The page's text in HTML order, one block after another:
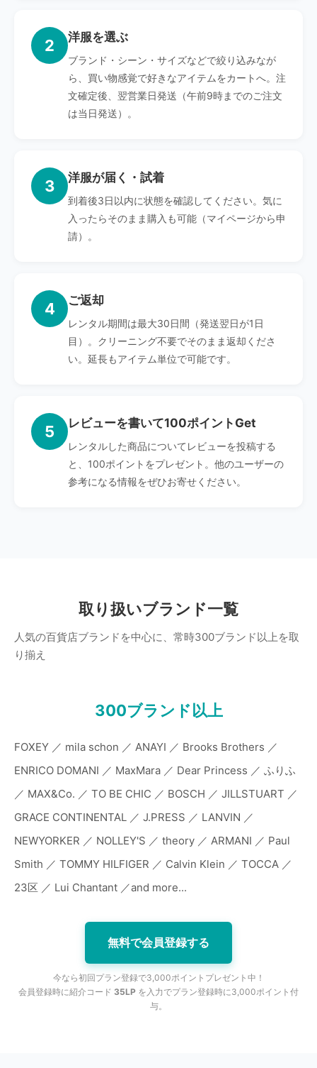
2 洋服を選ぶ
ブランド・シーン・サイズなどで絞り込みなが
ら、買い物感覚で好きなアイテムをカートへ。注
文確定後、翌営業日発送（午前9時までのご注文
は当日発送）。
3 洋服が届く・試着
到着後3日以内に状態を確認してください。気に
入ったらそのまま購入も可能（マイページから申
請）。
4 ご返却
レンタル期間は最大30日間（発送翌日が1日
目）。クリーニング不要でそのまま返却くださ
い。延長もアイテム単位で可能です。
5 レビューを書いて100ポイントGet
レンタルした商品についてレビューを投稿する
と、100ポイントをプレゼント。他のユーザーの
参考になる情報をぜひお寄せください。
取り扱いブランド一覧
人気の百貨店ブランドを中心に、常時300ブランド以上を取
り揃え
300ブランド以上
FOXEY ／ mila schon ／ ANAYI ／ Brooks Brothers ／
ENRICO DOMANI ／ MaxMara ／ Dear Princess ／ ふりふ
／ MAX&Co. ／ TO BE CHIC ／ BOSCH ／ JILLSTUART ／
GRACE CONTINENTAL ／ J.PRESS ／ LANVIN ／
NEWYORKER ／ NOLLEY'S ／ theory ／ ARMANI ／ Paul
Smith ／ TOMMY HILFIGER ／ Calvin Klein ／ TOCCA ／
23区 ／ Lui Chantant ／and more...
無料で会員登録する
今なら初回プラン登録で3,000ポイントプレゼント中！
会員登録時に紹介コード 35LP を入力でプラン登録時に3,000ポイント付
与。